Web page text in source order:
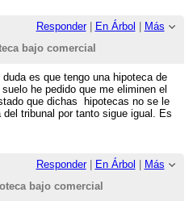
Responder| En Árbol
Más
bajo comercial
es que tengo una hipoteca de
he pedido que me eliminen el
que dichas hipotecas no se le
tribunal por tanto sigue igual. Es
Responder| En Árbol
Más
bajo comercial